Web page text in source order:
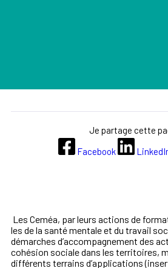
Les Ceméa, par leurs actions de
les de la santé mentale et du travail
démarches d’accompagnement des
cohésion sociale dans les territoires,
différents terrains d’applications
Je partage cette
Facebook